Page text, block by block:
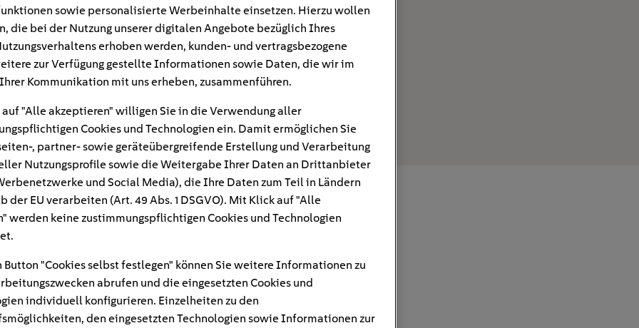
#
fernseher-frau-
min (1)
sowie personalisierte Werbeinhalte einsetzen. Hierzu wollen
die bei der Nutzung unserer digitalen Angebote bezüglich Ihres
erhoben werden, kunden- und vertragsbezogene
zur Verfügung gestellte Informationen sowie Daten, die wir im
Kommunikation mit uns erheben, zusammenführen.
"Alle akzeptieren" willigen Sie in die Verwendung aller
Cookies und Technologien ein. Damit ermöglichen Sie
, partner- sowie geräteübergreifende Erstellung und Verarbeitung
Nutzungsprofile sowie die Weitergabe Ihrer Daten an Drittanbieter
und Social Media), die Ihre Daten zum Teil in Ländern
der EU verarbeiten (Art. 49 Abs. 1 DSGVO). Mit Klick auf "Alle
werden keine zustimmungspflichtigen Cookies und Technologien
Button "Cookies selbst festlegen" können Sie weitere Informationen zu
abrufen und die eingesetzten Cookies und
individuell konfigurieren. Einzelheiten zu den
den eingesetzten Technologien sowie Informationen zur